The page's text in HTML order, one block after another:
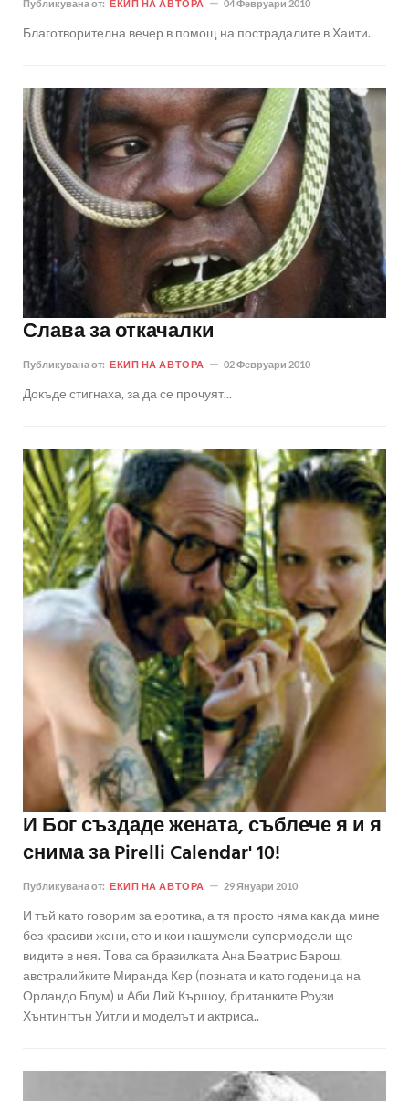
Публикувана от: ЕКИП НА АВТОРА 04 Февруари 2010
Благотворителна вечер в помощ на пострадалите в Хаити.
Слава за откачалки
Публикувана от: ЕКИП НА АВТОРА 02 Февруари 2010
Докъде стигнаха, за да се прочуят...
И Бог създаде жената, съблече я и я
снима за Pirelli Calendar' 10!
Публикувана от: ЕКИП НА АВТОРА 29 Януари 2010
И тъй като говорим за еротика, а тя просто няма как да мине
без красиви жени, ето и кои нашумели супермодели ще
видите в нея. Tова са бразилката Ана Беатрис Барош,
австралийките Миранда Кер (позната и като годеница на
Орландо Блум) и Аби Лий Кършоу, британките Роузи
Хънтингтън Уитли и моделът и актриса..